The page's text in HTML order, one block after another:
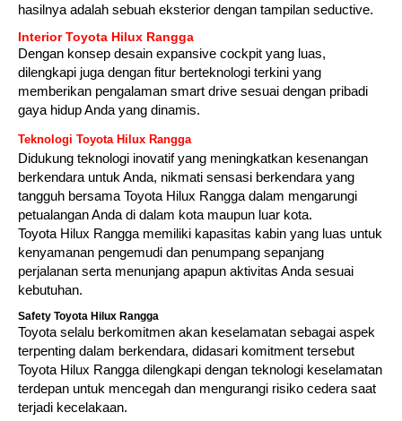
hasilnya adalah sebuah eksterior dengan tampilan seductive.
Interior Toyota Hilux Rangga
Dengan konsep desain expansive cockpit yang luas,
dilengkapi juga dengan fitur berteknologi terkini yang
memberikan pengalaman smart drive sesuai dengan pribadi
gaya hidup Anda yang dinamis.
Teknologi Toyota Hilux Rangga
Didukung teknologi inovatif yang meningkatkan kesenangan
berkendara untuk Anda, nikmati sensasi berkendara yang
tangguh bersama Toyota Hilux Rangga dalam mengarungi
petualangan Anda di dalam kota maupun luar kota.
Toyota Hilux Rangga memiliki kapasitas kabin yang luas untuk
kenyamanan pengemudi dan penumpang sepanjang
perjalanan serta menunjang apapun aktivitas Anda sesuai
kebutuhan.
Safety Toyota Hilux Rangga
Toyota selalu berkomitmen akan keselamatan sebagai aspek
terpenting dalam berkendara, didasari komitment tersebut
Toyota Hilux Rangga dilengkapi dengan teknologi keselamatan
terdepan untuk mencegah dan mengurangi risiko cedera saat
terjadi kecelakaan.